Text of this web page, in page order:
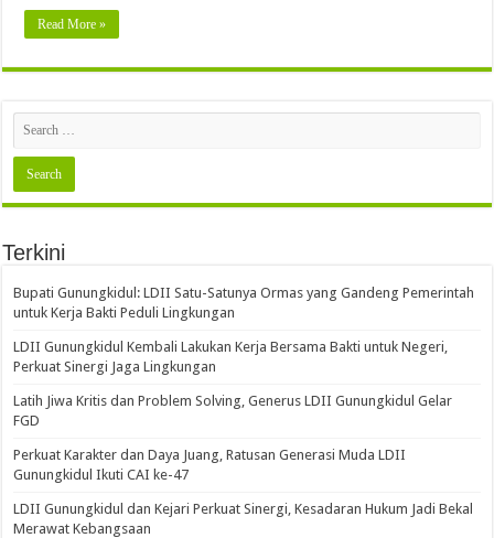
Read More »
Terkini
Bupati Gunungkidul: LDII Satu-Satunya Ormas yang Gandeng Pemerintah
untuk Kerja Bakti Peduli Lingkungan
LDII Gunungkidul Kembali Lakukan Kerja Bersama Bakti untuk Negeri,
Perkuat Sinergi Jaga Lingkungan
Latih Jiwa Kritis dan Problem Solving, Generus LDII Gunungkidul Gelar
FGD
Perkuat Karakter dan Daya Juang, Ratusan Generasi Muda LDII
Gunungkidul Ikuti CAI ke-47
LDII Gunungkidul dan Kejari Perkuat Sinergi, Kesadaran Hukum Jadi Bekal
Merawat Kebangsaan